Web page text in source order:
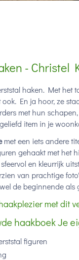
- Christel
haken. Met
En ja hoor, ze
met hun
item in je
met een iets andere
gehaakt met het
en kleurrijk
van prachtige
de beginnende als
met dit
haakboek Je
figuren